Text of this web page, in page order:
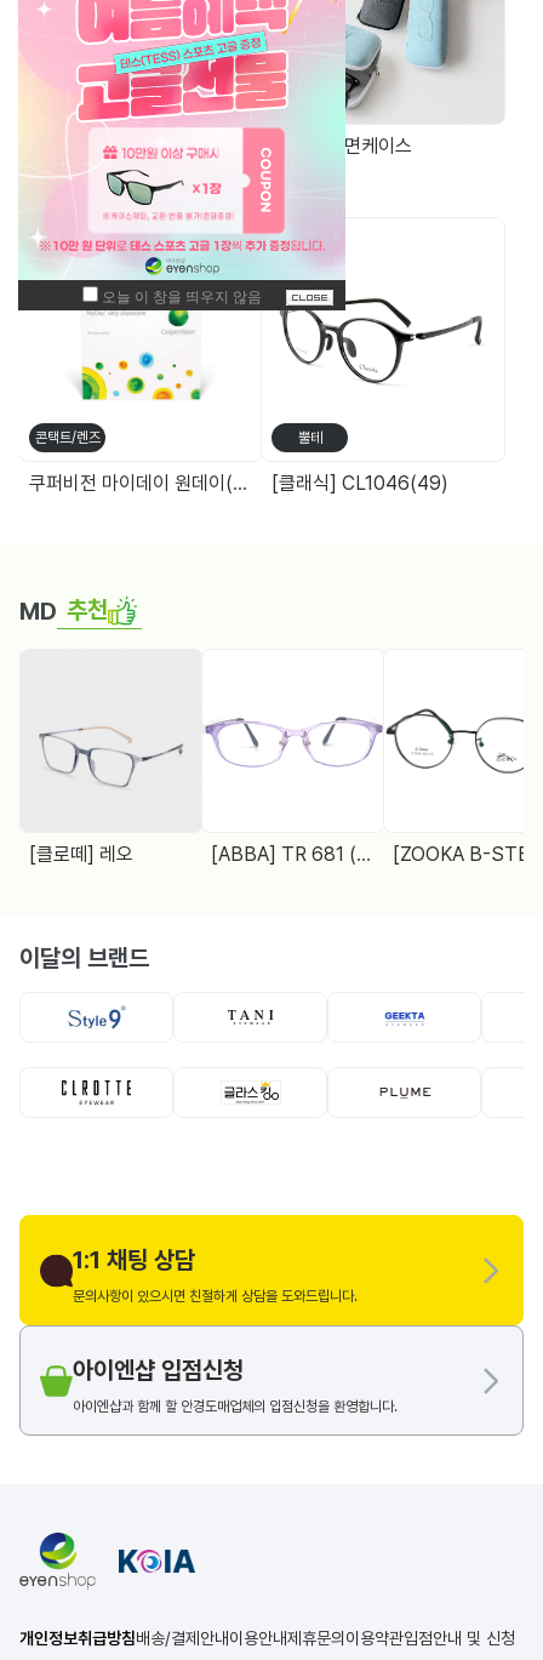
가방/케이스
고급 가죽 케이스
가방/케이스
안경무늬 면케이스
주간 최고 매출 상품
콘택트/렌즈
쿠퍼비전 마이데이 원데이(90P)
뿔테
[클래식] CL1046(49)
MD 추천
뿔테
[클로떼] 레오
뿔테
[ABBA] TR 681 (48□18 138)
이달의 브랜드
1:1 채팅 상담
문의사항이 있으시면 친절하게 상담을 도와드립니다.
아이엔샵 입점신청
아이엔샵과 함께 할 안경도매업체의 입점신청을 환영합니다.
개인정보취급방침배송/결제안내이용안내제휴문의 이용약관입점안내 및 신청